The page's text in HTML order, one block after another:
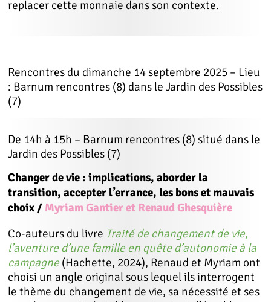
replacer cette monnaie dans son contexte.
Rencontres du dimanche 14 septembre 2025 – Lieu
: Barnum rencontres (8) dans le Jardin des Possibles
(7)
De 14h à 15h – Barnum rencontres (8) situé dans le
Jardin des Possibles (7)
Changer de vie : implications, aborder la
transition, accepter l’errance, les bons et mauvais
choix/ Myriam Gantier et Renaud Ghesquière
Co-auteurs du livre Traité de changement de vie,
l’aventure d’une famille en quête d’autonomie à la
campagne(Hachette, 2024), Renaud et Myriam ont
choisi un angle original sous lequel ils interrogent
le thème du changement de vie, sa nécessité et ses